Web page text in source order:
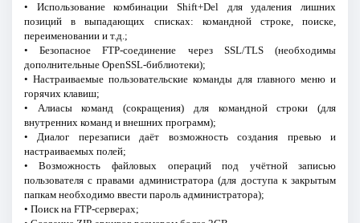
• Использование комбинации Shift+Del для удаления лишних
позиций в выпадающих списках: командной строке, поиске,
переименовании и т.д.;
• Безопасное FTP-соединение через SSL/TLS (необходимы
дополнительные OpenSSL-библиотеки);
• Настраиваемые пользовательские команды для главного меню и
горячих клавиш;
• Алиасы команд (сокращения) для командной строки (для
внутренних команд и внешних программ);
• Диалог перезаписи даёт возможность создания превью и
настраиваемых полей;
• Возможность файловых операций под учётной записью
пользователя с правами администратора (для доступа к закрытым
папкам необходимо ввести пароль администратора);
• Поиск на FTP-серверах;